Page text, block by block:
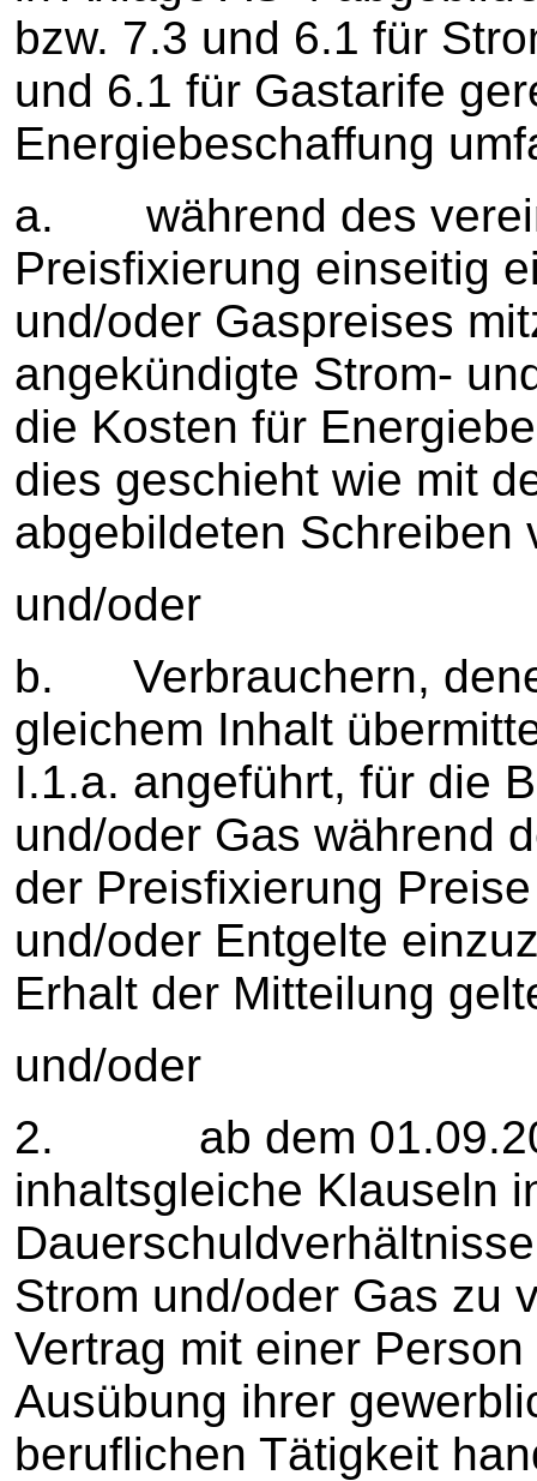
bzw. 7.3 und 6.1 für
und 6.1 für Gastarife
Energiebeschaffung
a. während des
Preisfixierung einseitig
und/oder Gaspreises
angekündigte Strom-
die Kosten für
dies geschieht wie mit
abgebildeten Schreiben
und/oder
b. Verbrauchern,
gleichem Inhalt
I.1.a. angeführt, für die
und/oder Gas während
der Preisfixierung
und/oder Entgelte
Erhalt der Mitteilung
und/oder
2. ab dem
inhaltsgleiche Klauseln
Strom und/oder Gas zu
Vertrag mit einer
Ausübung ihrer
beruflichen Tätigkeit